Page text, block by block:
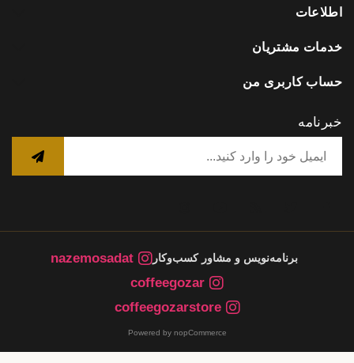
اطلاعات
خدمات مشتریان
حساب کاربری من
خبرنامه
برنامه‌نویس و مشاور کسب‌وکار
nazemosadat
coffeegozar
coffeegozarstore
Powered by nopCommerce